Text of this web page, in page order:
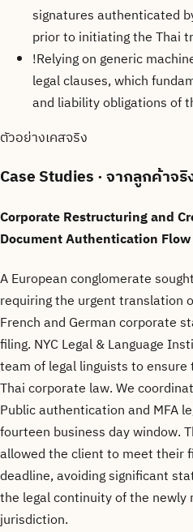
signatures authenticated
prior to initiating the Thai
!Relying on generic
legal clauses, which
and liability obligations of
ตัวอย่างเคสจริง
Case Studies· จากลูกค้าจริ
Corporate Restructuring and
Document Authentication Flow
A European conglomerate
requiring the urgent translation
French and German corporate
filing. NYC Legal & Language
team of legal linguists to
Thai corporate law. We
Public authentication and MFA
fourteen business day window.
allowed the client to meet their
deadline, avoiding significant
the legal continuity of the newly
jurisdiction.